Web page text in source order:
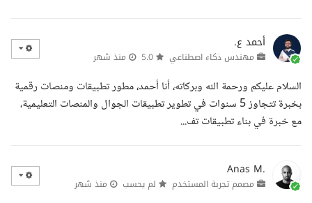
أحمد ع.
مهندس ذكاء اصطناعي منذ شهر
السلام عليكم ورحمة الله وبركاته، أنا أحمد، مطور تطبيقات ومنصات رقمية
بخبرة تتجاوز 5 سنوات في تطوير تطبيقات الجوال والمنصات التعليمية،
مع خبرة في بناء تطبيقات تف...
Anas M.
مصمم تجربة المستخدم لم يحسب منذ شهر